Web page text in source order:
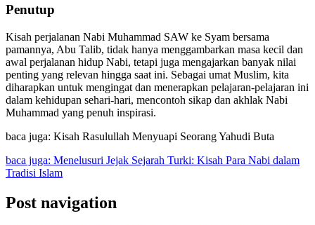
Penutup
Kisah perjalanan Nabi Muhammad SAW ke Syam bersama
pamannya, Abu Talib, tidak hanya menggambarkan masa kecil dan
awal perjalanan hidup Nabi, tetapi juga mengajarkan banyak nilai
penting yang relevan hingga saat ini. Sebagai umat Muslim, kita
diharapkan untuk mengingat dan menerapkan pelajaran-pelajaran ini
dalam kehidupan sehari-hari, mencontoh sikap dan akhlak Nabi
Muhammad yang penuh inspirasi.
baca juga: Kisah Rasulullah Menyuapi Seorang Yahudi Buta
baca juga: Menelusuri Jejak Sejarah Turki: Kisah Para Nabi dalam
Tradisi Islam
Post navigation